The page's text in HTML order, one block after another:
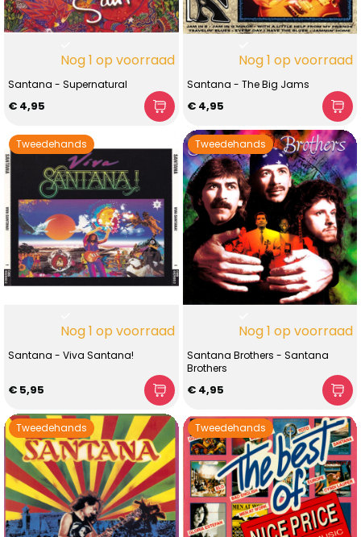
Nog 1 op voorraad
Santana - Supernatural
€ 4,95
Nog 1 op voorraad
Santana - The Big Jams
€ 4,95
Tweedehands
Nog 1 op voorraad
Santana - Viva Santana!
€ 5,95
Tweedehands
Nog 1 op voorraad
Santana Brothers - Santana
Brothers
€ 4,95
Tweedehands Tweedehands